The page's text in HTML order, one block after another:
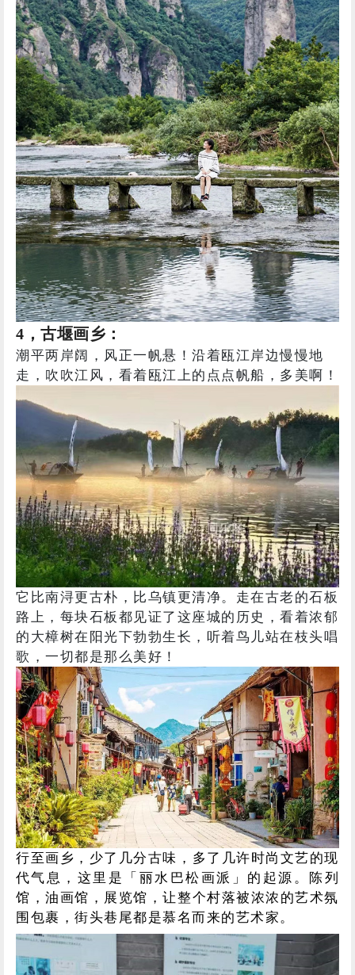
4，古堰画乡：
潮平两岸阔，风正一帆悬！沿着瓯江岸边慢慢地
走，吹吹江风，看着瓯江上的点点帆船，多美啊！
它比南浔更古朴，比乌镇更清净。走在古老的石板
路上，每块石板都见证了这座城的历史，看着浓郁
的大樟树在阳光下勃勃生长，听着鸟儿站在枝头唱
歌，一切都是那么美好！
行至画乡，少了几分古味，多了几许时尚文艺的现
代气息，这里是「丽水巴松画派」的起源。
陈列
馆，油画馆，展览馆，让整个村落被浓浓的艺术氛
围包裹，街头巷尾都是慕名而来的艺术家。